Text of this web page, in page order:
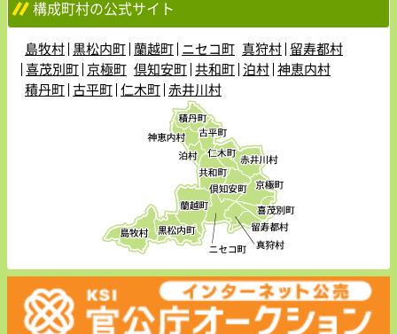
構成町村の公式サイト
島牧村 黒松内町 蘭越町 ニセコ町 真狩村 留寿都村
喜茂別町 京極町 倶知安町 共和町 泊村 神恵内村
積丹町 古平町 仁木町 赤井川村